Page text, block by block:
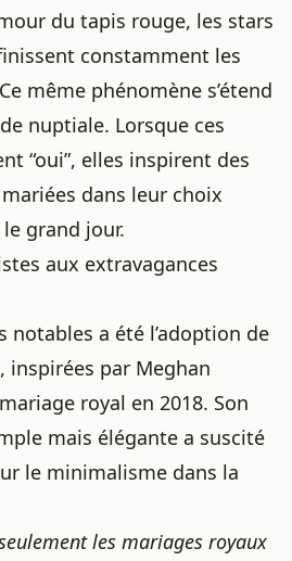
du tapis rouge, les stars
constamment les
même phénomène s’étend
nuptiale. Lorsque ces
“oui”, elles inspirent des
dans leur choix
grand jour.
aux extravagances
notables a été l’adoption de
par Meghan
royal en 2018. Son
mais élégante a suscité
le minimalisme dans la
les mariages royaux